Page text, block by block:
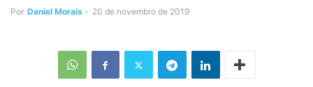
Por Daniel Morais - 20 de novembro de 2019